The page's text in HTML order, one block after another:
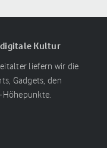
digitale Kultur
liefern wir die
Gadgets, den
Höhepunkte.